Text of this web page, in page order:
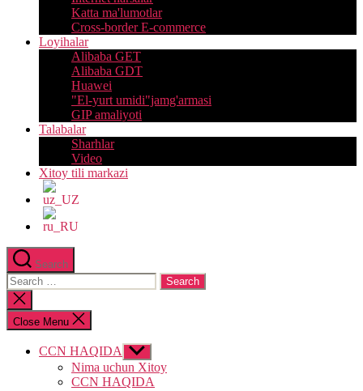
Katta ma'lumotlar
Cross-border E-commerce
Loyihalar
Alibaba GET
Alibaba GDT
Huawei
"El-yurt umidi"jamg'armasi
GIP amaliyoti
Talabalar
Sharhlar
Video
Xitoy tili markazi
Search
Search
for:
Close
search
Close Menu
CCN HAQIDA
Show
sub
menu
Nima uchun Xitoy
CCN HAQIDA